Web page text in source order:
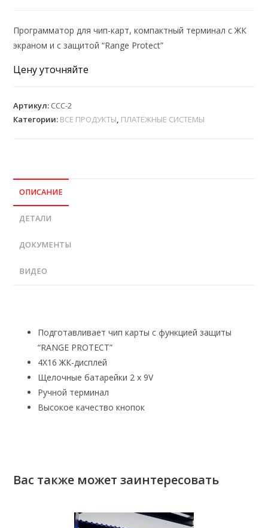
Программатор для чип-карт, компактный терминал с ЖК
экраном и с защитой “Range Protect”
Цену уточняйте
Артикул: CCC-2
Категории: ВСЕ ПРОДУКТЫ ПЛАТЁЖНЫЕ СИСТЕМЫ
ОПИСАНИЕ
ДЕТАЛИ
ДОКУМЕНТЫ
ВИДЕО
Подготавливает чип карты с функцией защиты
“RANGE PROTECT”
4X16 ЖК-дисплей
Щелочные батарейки 2 х 9V
Ручной терминал
Высокое качество кнопок
Вас также может заинтересовать